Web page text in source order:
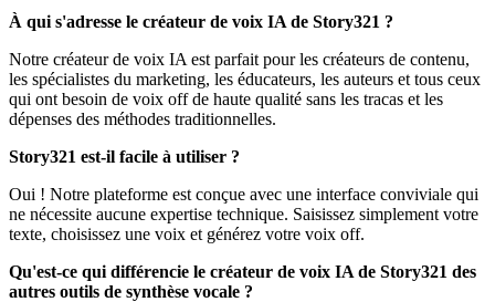
À qui s'adresse le créateur de voix IA de Story321 ?
Notre créateur de voix IA est parfait pour les créateurs de contenu,
les spécialistes du marketing, les éducateurs, les auteurs et tous ceux
qui ont besoin de voix off de haute qualité sans les tracas et les
dépenses des méthodes traditionnelles.
Story321 est-il facile à utiliser ?
Oui ! Notre plateforme est conçue avec une interface conviviale qui
ne nécessite aucune expertise technique. Saisissez simplement votre
texte, choisissez une voix et générez votre voix off.
Qu'est-ce qui différencie le créateur de voix IA de Story321 des
autres outils de synthèse vocale ?